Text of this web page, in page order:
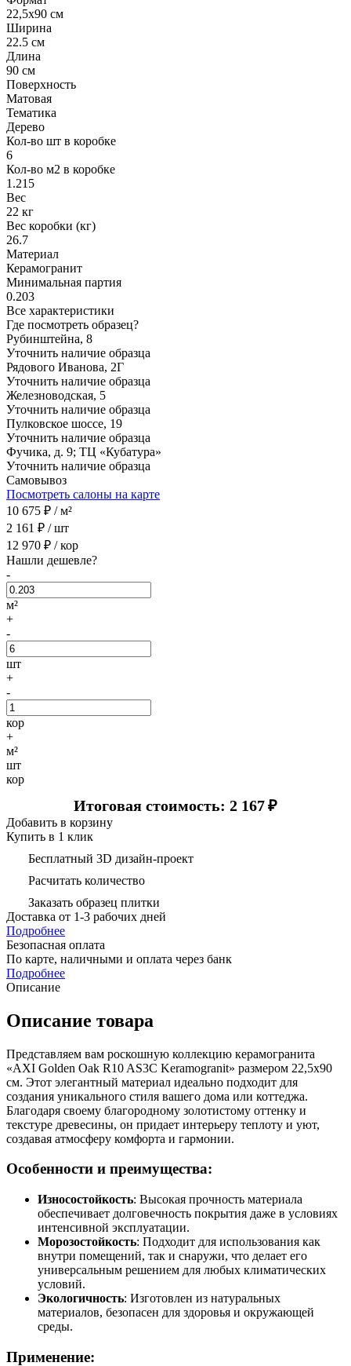
22,5x90 см
Ширина
22.5 см
Длина
90 см
Поверхность
Матовая
Тематика
Дерево
Кол-во шт в коробке
6
Кол-во м2 в коробке
1.215
Вес
22 кг
Вес коробки (кг)
26.7
Материал
Керамогранит
Минимальная партия
0.203
Все характеристики
Где посмотреть образец?
Рубинштейна, 8
Уточнить наличие образца
Рядового Иванова, 2Г
Уточнить наличие образца
Железноводская, 5
Уточнить наличие образца
Пулковское шоссе, 19
Уточнить наличие образца
Фучика, д. 9; ТЦ «Кубатура»
Уточнить наличие образца
Самовывоз
Посмотреть салоны на карте
10 675 ₽ /м²
2 161 ₽ /шт
12 970 ₽ /кор
Нашли дешевле?
-
м²
+
-
шт
+
-
кор
+
м²
шт
кор
Итоговая стоимость: 2 167₽
Добавить в корзину
Купить в 1 клик
Бесплатный 3D дизайн-проект
Расчитать количество
Заказать образец плитки
Доставка от 1-3 рабочих дней
Подробнее
Безопасная оплата
По карте, наличными и оплата через банк
Подробнее
Описание
Описание товара
Представляем вам роскошную коллекцию керамогранита
«AXI Golden Oak R10 AS3C Keramogranit» размером 22,5х90
см. Этот элегантный материал идеально подходит для
создания уникального стиля вашего дома или коттеджа.
Благодаря своему благородному золотистому оттенку и
текстуре древесины, он придает интерьеру теплоту и уют,
создавая атмосферу комфорта и гармонии.
Особенности и преимущества:
Износостойкость: Высокая прочность материала
обеспечивает долговечность покрытия даже в условиях
интенсивной эксплуатации.
Морозостойкость: Подходит для использования как
внутри помещений, так и снаружи, что делает его
универсальным решением для любых климатических
условий.
Экологичность: Изготовлен из натуральных
материалов, безопасен для здоровья и окружающей
среды.
Применение: